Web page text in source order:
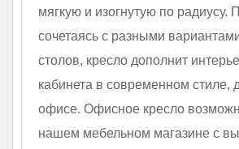
мягкую и изогнутую по радиусу.
сочетаясь с разными
столов, кресло дополнит
кабинета в современном стиле,
офисе. Офисное кресло
нашем мебельном магазине с